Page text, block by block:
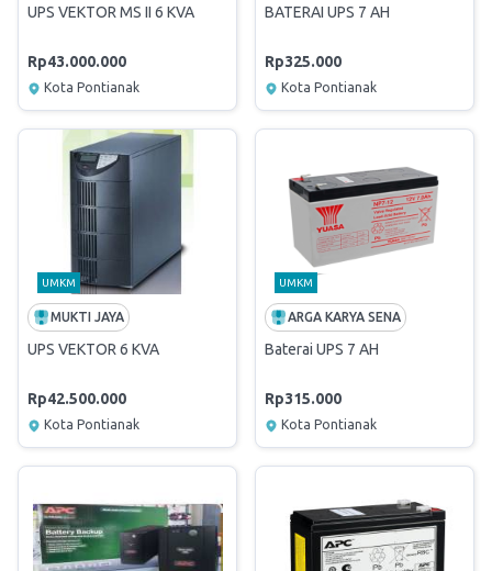
UPS VEKTOR MS II 6 KVA
Rp43.000.000
Kota Pontianak
BATERAI UPS 7 AH
Rp325.000
Kota Pontianak
UMKM
MUKTI JAYA
UPS VEKTOR 6 KVA
Rp42.500.000
Kota Pontianak
UMKM
ARGA KARYA SENA
Baterai UPS 7 AH
Rp315.000
Kota Pontianak